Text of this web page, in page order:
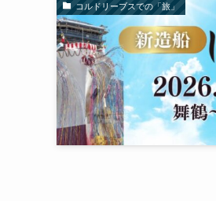
コルドリーブスでの「旅」